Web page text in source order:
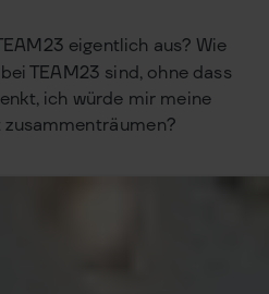
eigentlich aus? Wie
TEAM23 sind, ohne dass
ich würde mir meine